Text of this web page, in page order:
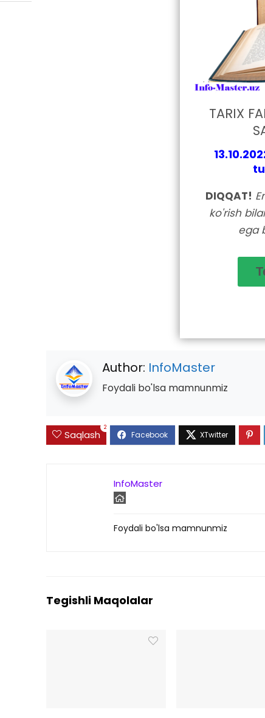
TARIX
DIQQAT!
ko'rish
ega
Author: InfoMaster
Foydali bo'lsa mamnunmiz
Saqlash
2
InfoMaster
Foydali bo'lsa mamnunmiz
Tegishli Maqolalar